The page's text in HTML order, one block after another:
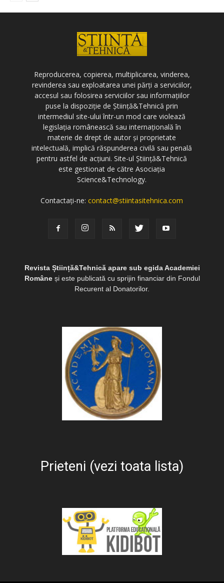
Reproducerea, copierea, multiplicarea, vinderea,
revinderea sau exploatarea unei părți a serviciilor,
accesul sau folosirea serviciilor sau informațiilor
puse la dispoziție de Știință&Tehnică prin
intermediul site-ului într-un mod care violează
legislația românească sau internațională în
materie de drept de autor și proprietate
intelectuală, implică răspunderea civilă sau penală
pentru astfel de acțiuni. Site-ul Știință&Tehnică
este gestionat de către Asociația
Science&Technology.
Contactați-ne:contact@stiintasitehnica.com
Revista Știință&Tehnică apare sub egida Academiei
Româneși este publicată cu sprijin financiar din Fondul
Recurent al Donatorilor.
Prieteni (vezi toata lista)